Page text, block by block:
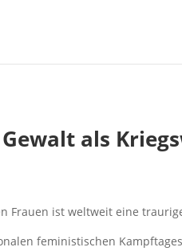
als
Frauen ist weltweit eine
feministischen